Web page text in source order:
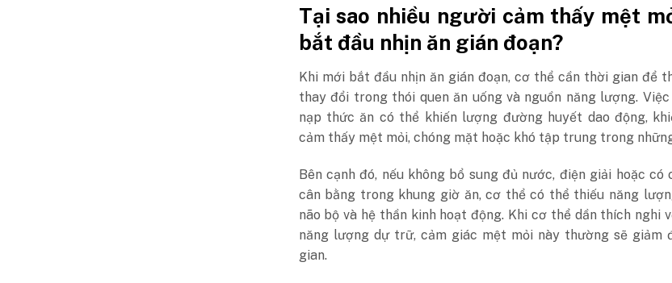
Tại sao nhiều người cảm thấy mệt
bắt đầu nhịn ăn gián đoạn?
Khi mới bắt đầu nhịn ăn gián đoạn, cơ thể cần thời gian để
thay đổi trong thói quen ăn uống và nguồn năng lượng.
nạp thức ăn có thể khiến lượng đường huyết dao động,
cảm thấy mệt mỏi, chóng mặt hoặc khó tập trung trong
Bên cạnh đó, nếu không bổ sung đủ nước, điện giải hoặc có
cân bằng trong khung giờ ăn, cơ thể có thể thiếu năng
não bộ và hệ thần kinh hoạt động. Khi cơ thể dần thích nghi
năng lượng dự trữ, cảm giác mệt mỏi này thường sẽ giảm
gian.